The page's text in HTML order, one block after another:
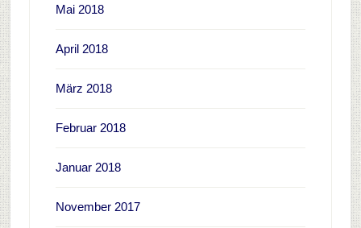
Mai 2018
April 2018
März 2018
Februar 2018
Januar 2018
November 2017